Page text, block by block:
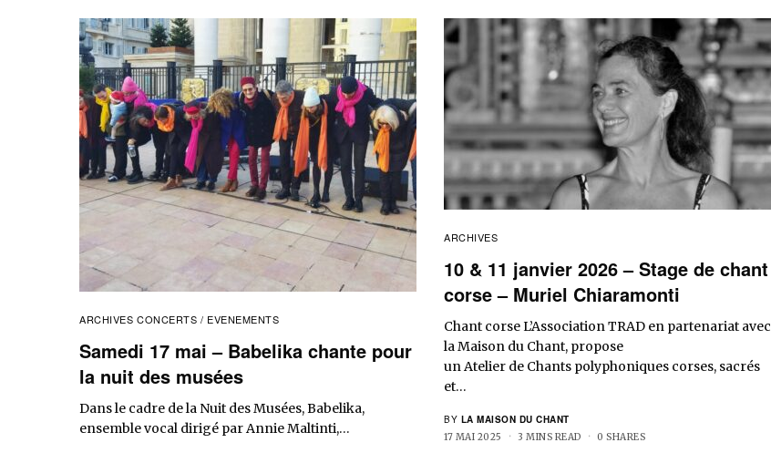
ARCHIVES CONCERTS / EVENEMENTS
Samedi 17 mai – Babelika chante pour
la nuit des musées
Dans le cadre de la Nuit des Musées, Babelika,
ensemble vocal dirigé par Annie Maltinti,…
ARCHIVES
10 & 11 janvier 2026 – Stage de chant
corse – Muriel Chiaramonti
Chant corse L’Association TRAD en partenariat avec
la Maison du Chant, propose
un Atelier de Chants polyphoniques corses, sacrés
et…
BY LA MAISON DU CHANT
17 MAI 2025 3 MINS READ 0 SHARES